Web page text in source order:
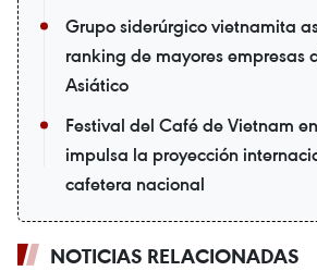
Grupo siderúrgico vietnamita
ranking de mayores empresas
Asiático
Festival del Café de Vietnam
impulsa la proyección
cafetera nacional
NOTICIAS RELACIONADAS